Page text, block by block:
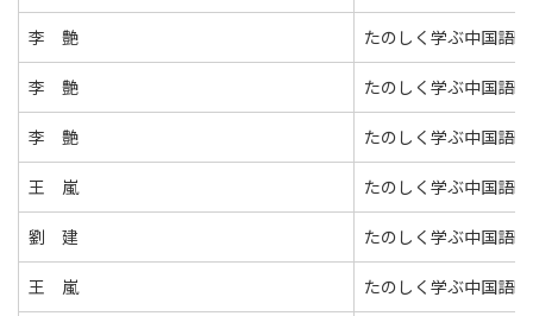
李 艶 たのしく学ぶ中国語Ⅱ
李 艶 たのしく学ぶ中国語Ⅱ
李 艶 たのしく学ぶ中国語Ⅱ
王 嵐 たのしく学ぶ中国語Ⅱ
劉 建 たのしく学ぶ中国語Ⅱ
王 嵐 たのしく学ぶ中国語Ⅱ